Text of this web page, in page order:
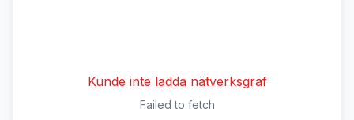
Kunde inte ladda nätverksgraf
Failed to fetch